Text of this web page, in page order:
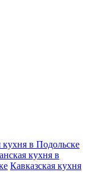
кухня в Подольске
кухня в
Кавказская кухня